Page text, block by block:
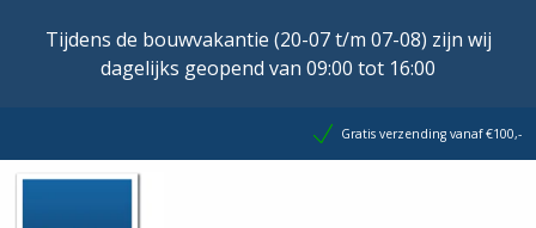
Tijdens de bouwvakantie (20-07 t/m 07-08) zijn wij
dagelijks geopend van 09:00 tot 16:00
Gratis verzending vanaf €100,-